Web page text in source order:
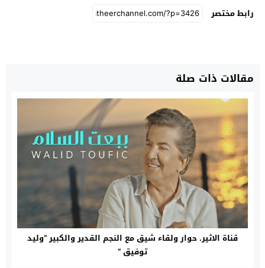
رابط مختصر
مقالات ذات صلة
قناة الاثير. حوار ولقاء شيق مع النجم القدير والكبير “وليد
توفيق “